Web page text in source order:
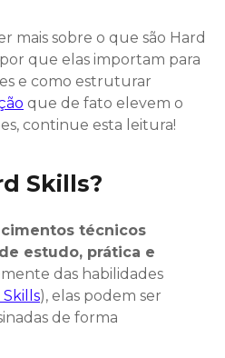
mais sobre o que são Hard
que elas importam para
e como estruturar
que de fato elevem o
continue esta leitura!
Skills?
técnicos
estudo, prática e
das habilidades
), elas podem ser
de forma